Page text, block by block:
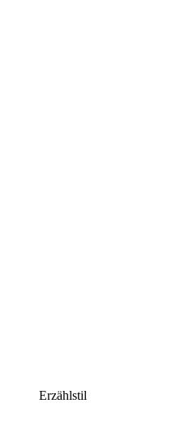
Erzählstil